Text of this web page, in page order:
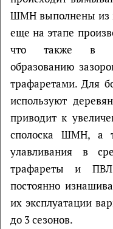
ШМН выполнены из
еще на этапе
что также в
образованию
трафаретами. Для
используют
приводит к
сполоска ШМН, а
улавливания в
трафареты и ПВЛ
постоянно
их эксплуатации
до 3 сезонов.